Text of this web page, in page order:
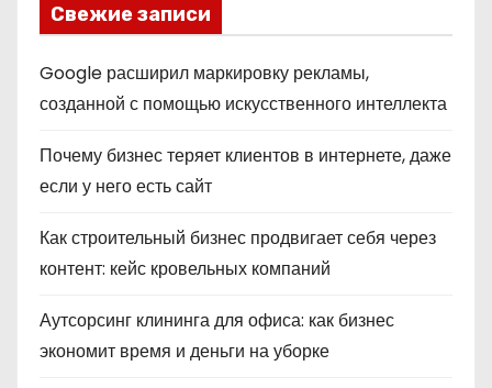
Свежие записи
Google расширил маркировку рекламы,
созданной с помощью искусственного интеллекта
Почему бизнес теряет клиентов в интернете, даже
если у него есть сайт
Как строительный бизнес продвигает себя через
контент: кейс кровельных компаний
Аутсорсинг клининга для офиса: как бизнес
экономит время и деньги на уборке